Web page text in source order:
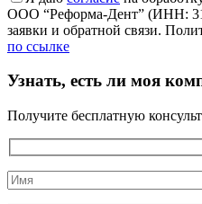
ООО “Реформа-Дент” (ИНН:
заявки и обратной связи.
по ссылке
Узнать, есть ли моя
Получите бесплатную